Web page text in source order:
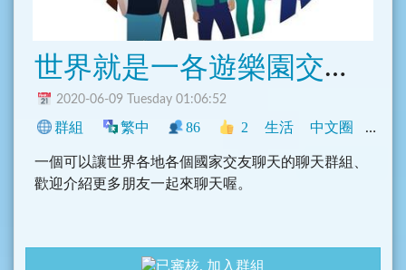
世界就是一各遊樂園交友、聯誼
2020-06-09 Tuesday 01:06:52
群組 繁中 86 2 生活 中文圈 香港
一個可以讓世界各地各個國家交友聊天的聊天群組、
歡迎介紹更多朋友一起來聊天喔。
加入群組